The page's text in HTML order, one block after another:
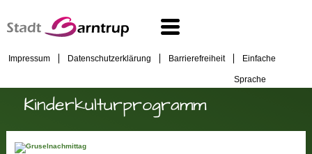
Impressum Datenschutzerklärung Barrierefreiheit Einfache
Sprache
Kinderkulturprogramm